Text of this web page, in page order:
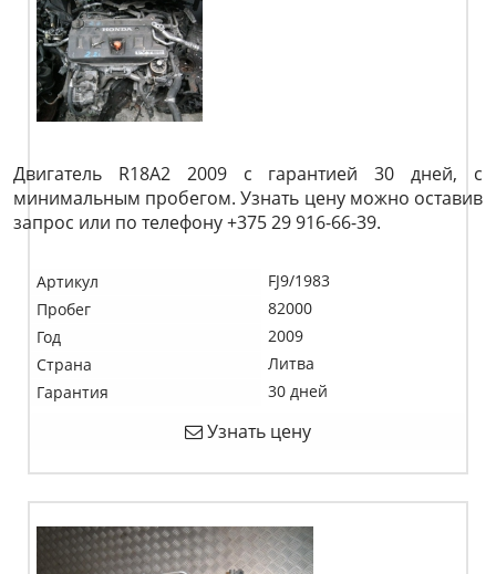
Двигатель R18A2 2009 с гарантией 30 дней, с
минимальным пробегом. Узнать цену можно оставив
запрос или по телефону +375 29 916-66-39.
Артикул
FJ9/1983
Пробег
82000
Год
2009
Страна
Литва
Гарантия
30 дней
Узнать цену